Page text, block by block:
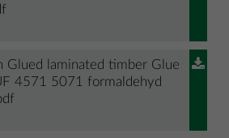
Glued laminated timber Glue
4571 5071 formaldehyd